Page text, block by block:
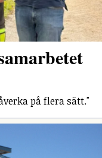
på flera sätt."